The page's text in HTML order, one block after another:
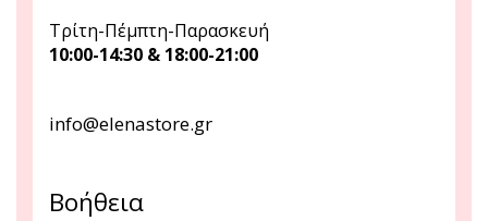
Τρίτη-Πέμπτη-Παρασκευή
10:00-14:30 & 18:00-21:00
info@elenastore.gr
Βοήθεια